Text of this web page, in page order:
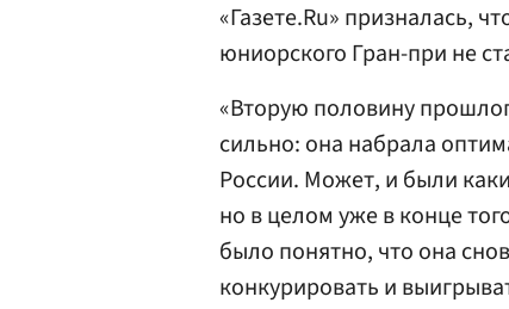
«Газете.Ru» призналась,
юниорского Гран-при не
«Вторую половину
сильно: она набрала
России. Может, и были
но в целом уже в конце
было понятно, что она
конкурировать и